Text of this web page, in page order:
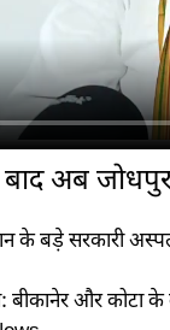
बाद अब
के बड़े सरकारी
बीकानेर और कोटा